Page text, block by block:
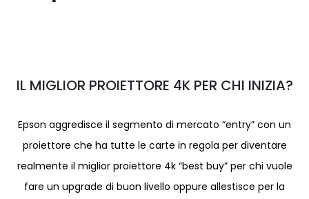
IL MIGLIOR PROIETTORE 4K PER CHI INIZIA?
Epson aggredisce il segmento di mercato “entry” con un
proiettore che ha tutte le carte in regola per diventare
realmente il miglior proiettore 4k “best buy” per chi vuole
fare un upgrade di buon livello oppure allestisce per la